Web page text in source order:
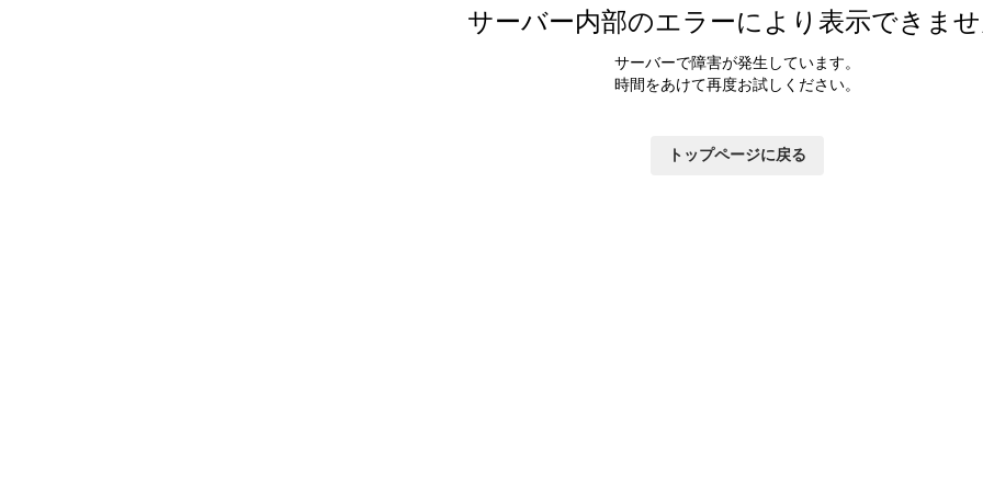
サーバー内部のエラーにより表示できま
サーバーで障害が発生しています。
時間をあけて再度お試しください。
トップページに戻る